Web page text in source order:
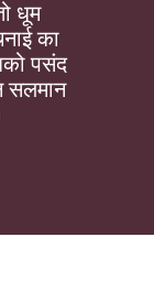
धूम
का
पसंद
सलमान